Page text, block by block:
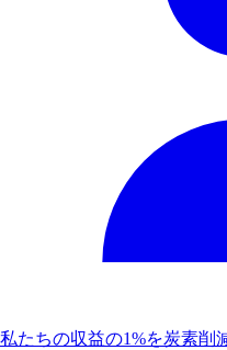
私たちの収益の1%を炭素削